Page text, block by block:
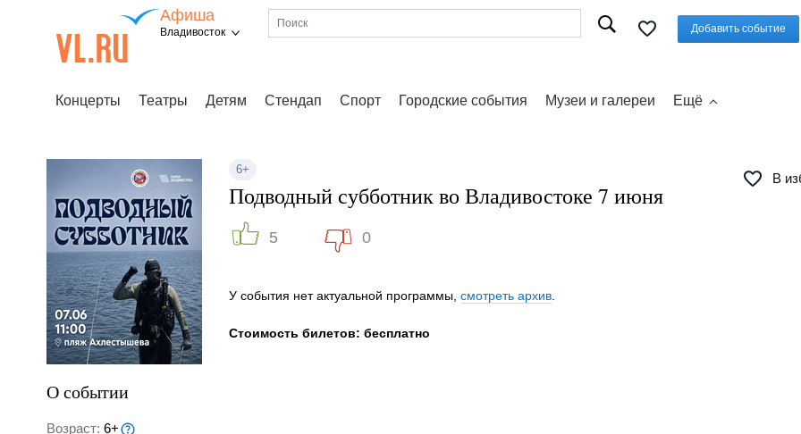
Афиша
Владивосток Добавить событие
Концерты Театры Детям Стендап Спорт Городские события Музеи и галереи Ещё
6+
В
Подводный субботник во Владивостоке 7 июня
5 0
У события нет актуальной программы, смотреть архив
Стоимость билетов: бесплатно
О событии
Возраст: 6+